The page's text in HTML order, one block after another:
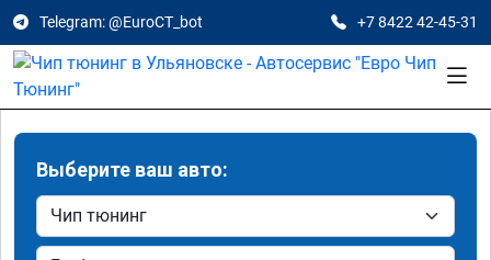
Telegram: @EuroCT_bot +7 8422 42-45-31
Выберите ваш авто: